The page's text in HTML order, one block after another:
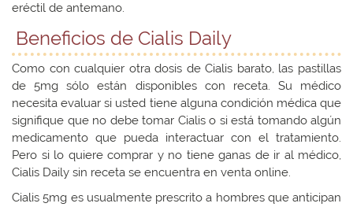
eréctil de antemano.
Beneficios de Cialis Daily
Como con cualquier otra dosis de Cialis barato, las pastillas
de 5mg sólo están disponibles con receta. Su médico
necesita evaluar si usted tiene alguna condición médica que
signifique que no debe tomar Cialis o si está tomando algún
medicamento que pueda interactuar con el tratamiento.
Pero si lo quiere comprar y no tiene ganas de ir al médico,
Cialis Daily sin receta se encuentra en venta online.
Cialis 5mg es usualmente prescrito a hombres que anticipan